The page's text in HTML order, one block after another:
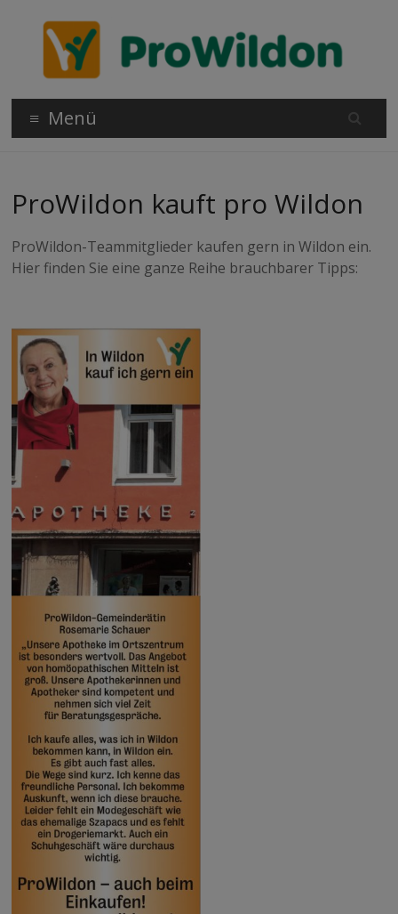
wechseln
Projekt
Wildon
Lebensqualität
für Wildon
Menü
ProWildon kauft pro Wildon
ProWildon-Teammitglieder kaufen gern in Wildon ein.
Hier finden Sie eine ganze Reihe brauchbarer Tipps: